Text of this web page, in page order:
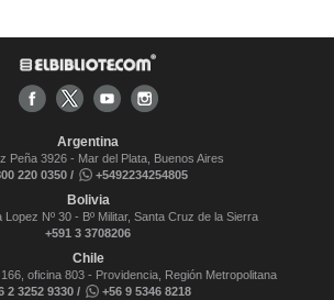
Argentina
Peña 3926 - Mar del Plata, Buenos Aires
220 0350 /
+5492234254805
Bolivia
Nº 30 - Bº Militar, Santa Cruz de la Sierra
+591 3 3708206
Chile
oficina 803 - Providencia, Región Metropolitana
2 3252 9330 /
+56 9 5346 8218